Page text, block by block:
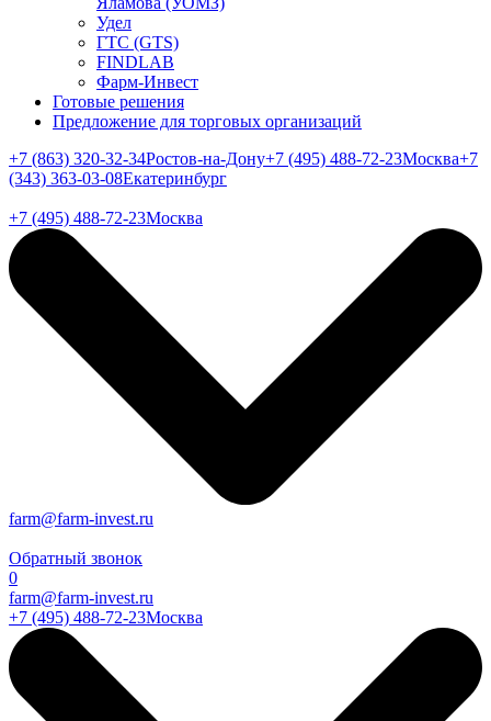
Удел
ГТС (GTS)
FINDLAB
Фарм-Инвест
Готовые решения
Предложение для торговых организаций
+7 (863) 320-32-34Ростов-на-Дону+7 (495) 488-72-23Москва+7
(343) 363-03-08Екатеринбург
+7 (495) 488-72-23Москва
farm@farm-invest.ru
Обратный звонок
0
farm@farm-invest.ru
+7 (495) 488-72-23Москва